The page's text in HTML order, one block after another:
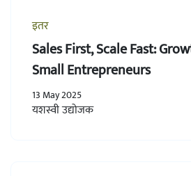
इतर
Sales First, Scale Fast:
Small Entrepreneurs
13 May 2025
यशस्वी उद्योजक